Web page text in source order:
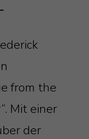
from the
Mit einer
der